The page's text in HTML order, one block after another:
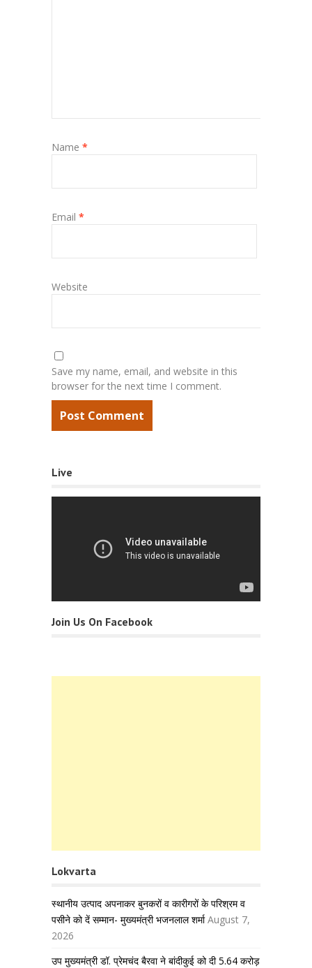
Name *
Email *
Website
Save my name, email, and website in this
browser for the next time I comment.
Live
Join Us On Facebook
Lokvarta
स्थानीय उत्पाद अपनाकर बुनकरों व कारीगरों के परिश्रम व
पसीने को दें सम्मान- मुख्यमंत्री भजनलाल शर्मा August 7,
2026
उप मुख्यमंत्री डॉ. प्रेमचंद बैरवा ने बांदीकुई को दी 5.64 करोड़